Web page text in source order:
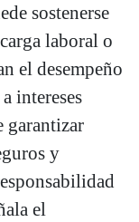
sostenerse
laboral o
el desempeño
intereses
garantizar
y
el